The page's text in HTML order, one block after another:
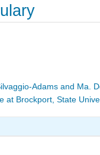
Adams and Ma.
at Brockport, State